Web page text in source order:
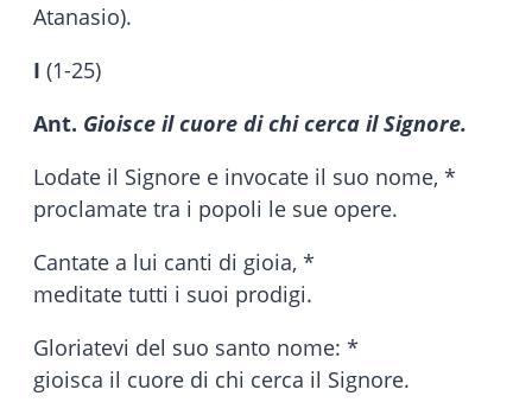
Atanasio).
I (1-25)
Ant. Gioisce il cuore di chi cerca il Signore.
Lodate il Signore e invocate il suo nome, *
proclamate tra i popoli le sue opere.
Cantate a lui canti di gioia, *
meditate tutti i suoi prodigi.
Gloriatevi del suo santo nome: *
gioisca il cuore di chi cerca il Signore.